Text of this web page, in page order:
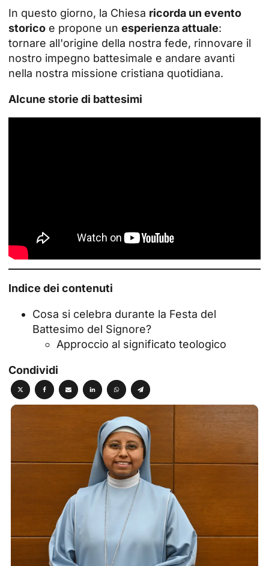
In questo giorno, la Chiesa ricorda un evento
storico e propone un esperienza attuale:
tornare all'origine della nostra fede, rinnovare il
nostro impegno battesimale e andare avanti
nella nostra missione cristiana quotidiana.
Alcune storie di battesimi
Indice dei contenuti
Cosa si celebra durante la Festa del
Battesimo del Signore?
Approccio al significato teologico
Condividi